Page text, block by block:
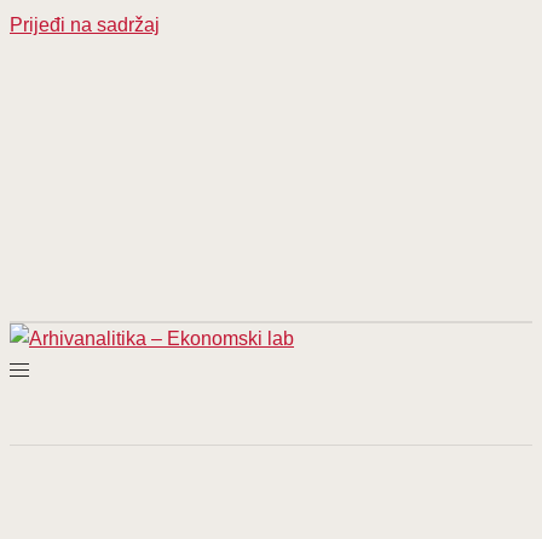
Prijeđi na sadržaj